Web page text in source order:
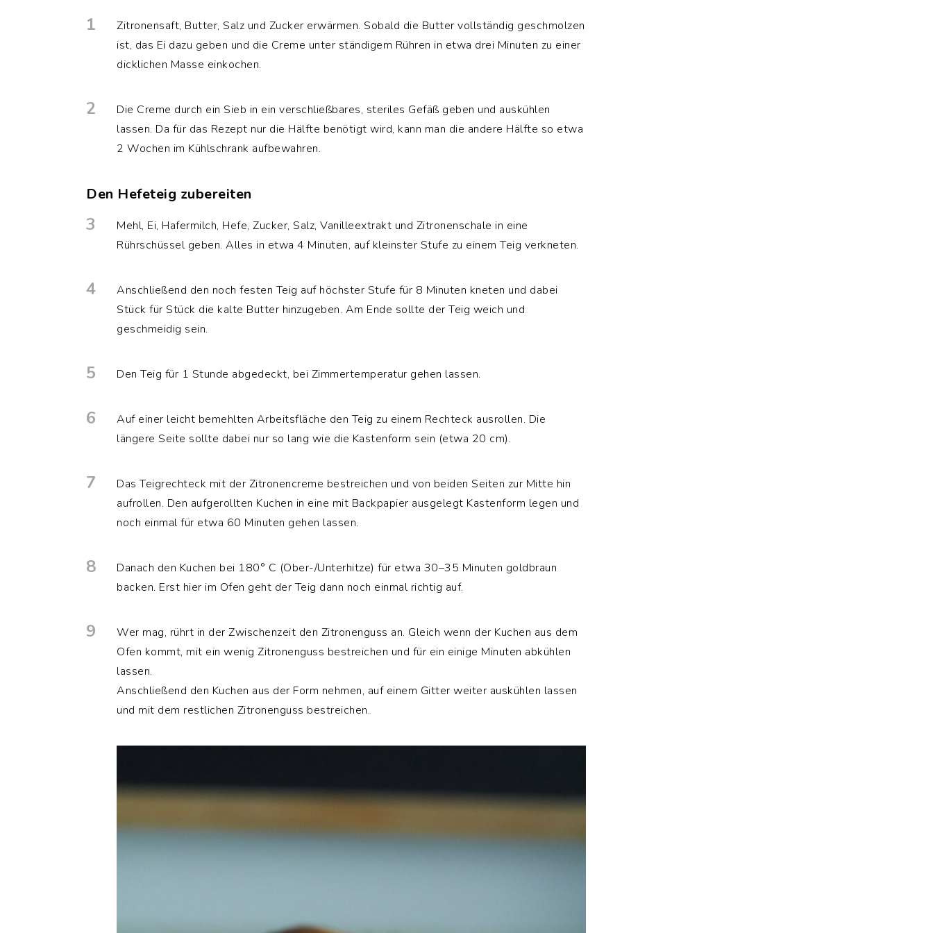
1
Zitronensaft, Butter, Salz und Zucker erwärmen. Sobald die Butter vollständig geschmolzen
ist, das Ei dazu geben und die Creme unter ständigem Rühren in etwa drei Minuten zu einer
dicklichen Masse einkochen.
2
Die Creme durch ein Sieb in ein verschließbares, steriles Gefäß geben und auskühlen
lassen. Da für das Rezept nur die Hälfte benötigt wird, kann man die andere Hälfte so etwa
2 Wochen im Kühlschrank aufbewahren.
Den Hefeteig zubereiten
3
Mehl, Ei, Hafermilch, Hefe, Zucker, Salz, Vanilleextrakt und Zitronenschale in eine
Rührschüssel geben. Alles in etwa 4 Minuten, auf kleinster Stufe zu einem Teig verkneten.
4
Anschließend den noch festen Teig auf höchster Stufe für 8 Minuten kneten und dabei
Stück für Stück die kalte Butter hinzugeben. Am Ende sollte der Teig weich und
geschmeidig sein.
5 Den Teig für 1 Stunde abgedeckt, bei Zimmertemperatur gehen lassen.
6
Auf einer leicht bemehlten Arbeitsfläche den Teig zu einem Rechteck ausrollen. Die
längere Seite sollte dabei nur so lang wie die Kastenform sein (etwa 20 cm).
7
Das Teigrechteck mit der Zitronencreme bestreichen und von beiden Seiten zur Mitte hin
aufrollen. Den aufgerollten Kuchen in eine mit Backpapier ausgelegt Kastenform legen und
noch einmal für etwa 60 Minuten gehen lassen.
8
Danach den Kuchen bei 180° C (Ober-/Unterhitze) für etwa 30–35 Minuten goldbraun
backen. Erst hier im Ofen geht der Teig dann noch einmal richtig auf.
9
Wer mag, rührt in der Zwischenzeit den Zitronenguss an. Gleich wenn der Kuchen aus dem
Ofen kommt, mit ein wenig Zitronenguss bestreichen und für ein einige Minuten abkühlen
lassen.
Anschließend den Kuchen aus der Form nehmen, auf einem Gitter weiter auskühlen lassen
und mit dem restlichen Zitronenguss bestreichen.